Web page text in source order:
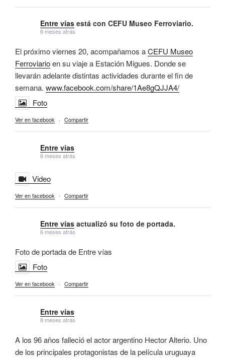
Entre vías está con CEFU Museo Ferroviario.
6 meses atrás
El próximo viernes 20, acompañamos aCEFU Museo
Ferroviarioen su viaje a Estación Migues. Donde se
llevarán adelante distintas actividades durante el fin de
semana. www.facebook.com/share/1Ae8gQJJA4/
Foto
Ver en facebook · Compartir
Entre vías
6 meses atrás
Video
Ver en facebook · Compartir
Entre vías actualizó su foto de portada.
6 meses atrás
Foto de portada de Entre vías
Foto
Ver en facebook · Compartir
Entre vías
8 meses atrás
A los 96 años falleció el actor argentino Hector Alterio. Uno
de los principales protagonistas de la película uruguaya